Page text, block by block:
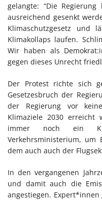
gelangte: “Die
ausreichend gesenkt
Klimaschutzgesetz und
Klimakollaps laufen.
Wir haben als
gegen dieses Unrecht
Der Protest richte sich
Gesetzesbruch der
der Regierung vor
Klimaziele 2030 erreicht
immer noch ein
Verkehrsministerium, um
dem auch auch der
In den vergangenen
und damit auch die
angestiegen.